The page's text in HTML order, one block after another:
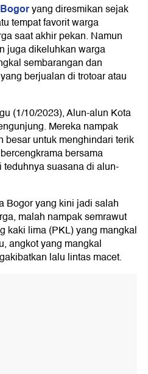
yang diresmikan sejak
tempat favorit warga
saat akhir pekan. Namun
juga dikeluhkan warga
sembarangan dan
berjualan di trotoar atau
(1/10/2023), Alun-alun Kota
Mereka nampak
besar untuk menghindari terik
bersama
suasana di alun-
Bogor yang kini jadi salah
malah nampak semrawut
kaki lima (PKL) yang mangkal
angkot yang mangkal
lalu lintas macet.